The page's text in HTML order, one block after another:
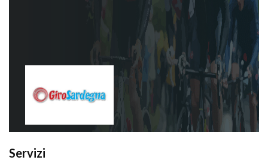
Servizi